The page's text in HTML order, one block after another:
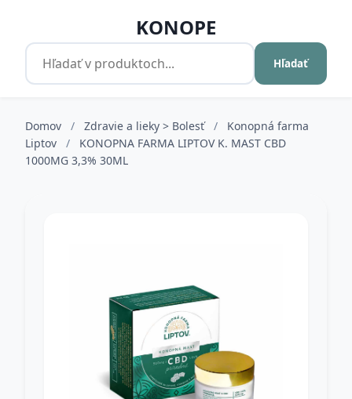
KONOPE
Hľadať
Domov / Zdravie a lieky > Bolesť /
Konopná farma
Liptov
/
KONOPNA FARMA LIPTOV K. MAST CBD
1000MG 3,3% 30ML